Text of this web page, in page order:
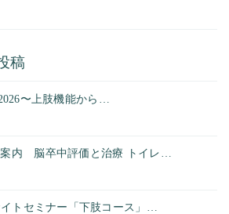
稿
〜上肢機能から…
内 脳卒中評価と治療 トイレ…
トセミナー「下肢コース」…